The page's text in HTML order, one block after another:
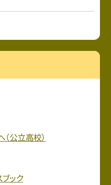
公立高校）
ック